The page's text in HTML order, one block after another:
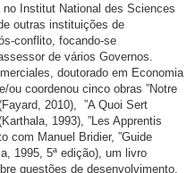
Institut National des Sciences
outras instituições de
conflito, focando-se
de vários Governos.
doutorado em Economia
coordenou cinco obras ”Notre
2010), ”A Quoi Sert
1993), ”Les Apprentis
com Manuel Bridier, ”Guide
1995, 5ª edição), um livro
questões de desenvolvimento.